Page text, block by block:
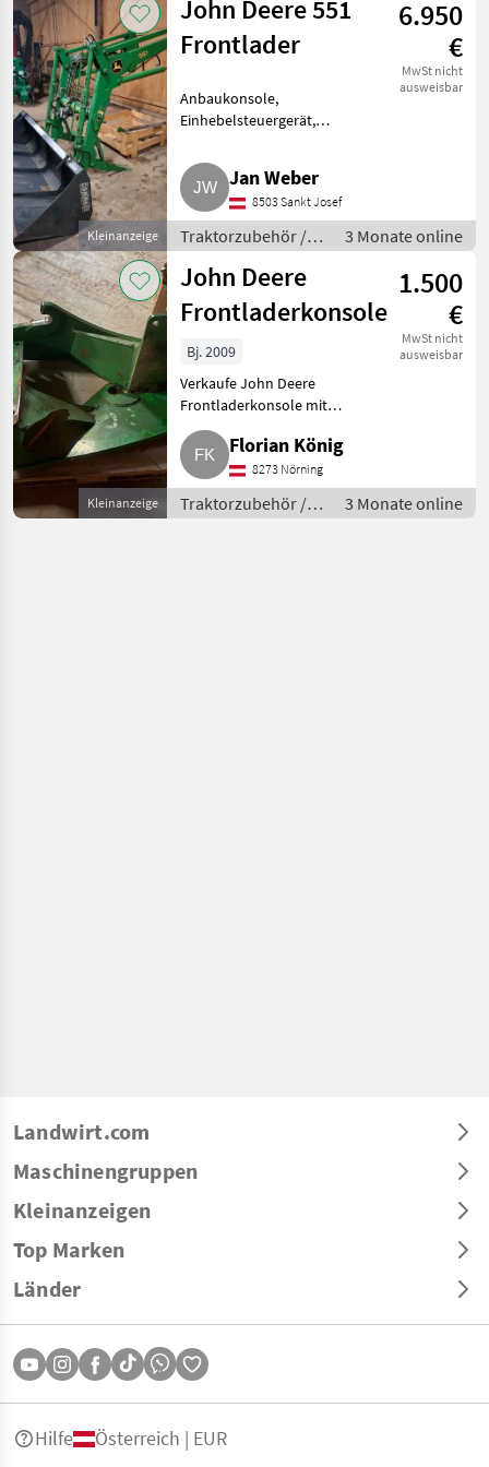
Kleinanzeige
John Deere 551
Frontlader
6.950
€
MwSt nicht
ausweisbar
Anbaukonsole,
Einhebelsteuergerät,
Parallelführung,
Schnellwechselrahmen, 3.
Steuerkreis, Front/Heck:
Frontlader Verkaufe John
Deere 551 Front
Jan Weber
8503 Sankt Josef
Traktorzubehör /
Frontlader
3 Monate online
Kleinanzeige
John Deere
Frontladerkonsole
1.500
€
MwSt nicht
ausweisbar
Bj. 2009
Verkaufe John Deere
Frontladerkonsole mit
Multikuppler, 6230, 6330, 6430.
Traktorzubehör Frontlader
Florian König
8273 Nörning
Traktorzubehör /
Frontlader
3 Monate online
Landwirt.com
Maschinengruppen
Kleinanzeigen
Top Marken
Länder
Hilfe Österreich | EUR